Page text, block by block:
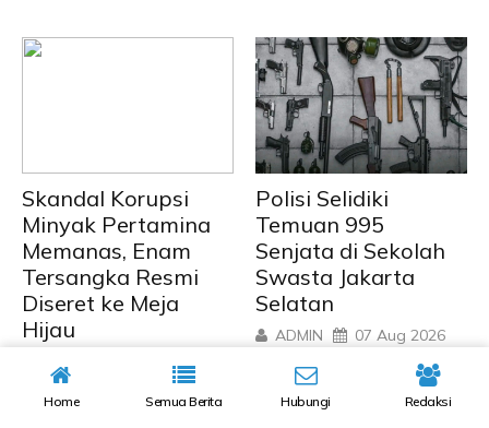
Skandal Korupsi
Minyak Pertamina
Memanas, Enam
Tersangka Resmi
Diseret ke Meja
Hijau
07 Aug 2026
JAKARTA Siber24jam.com
Polisi Selidiki
Temuan 995
Senjata di Sekolah
Swasta Jakarta
Selatan
ADMIN 07 Aug 2026
JAKARTA Siber24jam.com
– Penemuan ratusan
senjata api, airsoft gun,
Home Semua Berita Hubungi Redaksi